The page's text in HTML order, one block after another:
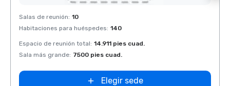
Removed from favorites
Salas de reunión: 10
Habitaciones para huéspedes: 140
Espacio de reunión total: 14.911 pies cuad.
Sala más grande: 7500 pies cuad.
Elegir sede